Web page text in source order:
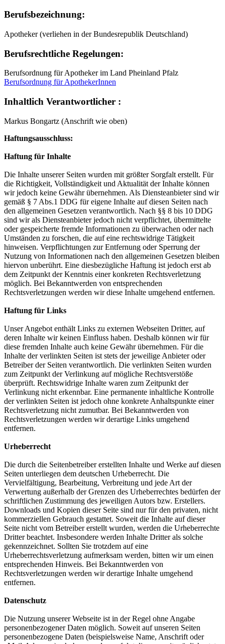
Berufsbezeichnung:
Apotheker (verliehen in der Bundesrepublik Deutschland)
Berufsrechtliche Regelungen:
Berufsordnung für Apotheker im Land Pheinland Pfalz
Berufsordnung für ApothekerInnen
Inhaltlich Verantwortlicher :
Markus Bongartz (Anschrift wie oben)
Haftungsausschluss:
Haftung für Inhalte
Die Inhalte unserer Seiten wurden mit größter Sorgfalt erstellt. Für
die Richtigkeit, Vollständigkeit und Aktualität der Inhalte können
wir jedoch keine Gewähr übernehmen. Als Diensteanbieter sind wir
gemäß § 7 Abs.1 DDG für eigene Inhalte auf diesen Seiten nach
den allgemeinen Gesetzen verantwortlich. Nach §§ 8 bis 10 DDG
sind wir als Diensteanbieter jedoch nicht verpflichtet, übermittelte
oder gespeicherte fremde Informationen zu überwachen oder nach
Umständen zu forschen, die auf eine rechtswidrige Tätigkeit
hinweisen. Verpflichtungen zur Entfernung oder Sperrung der
Nutzung von Informationen nach den allgemeinen Gesetzen bleiben
hiervon unberührt. Eine diesbezügliche Haftung ist jedoch erst ab
dem Zeitpunkt der Kenntnis einer konkreten Rechtsverletzung
möglich. Bei Bekanntwerden von entsprechenden
Rechtsverletzungen werden wir diese Inhalte umgehend entfernen.
Haftung für Links
Unser Angebot enthält Links zu externen Webseiten Dritter, auf
deren Inhalte wir keinen Einfluss haben. Deshalb können wir für
diese fremden Inhalte auch keine Gewähr übernehmen. Für die
Inhalte der verlinkten Seiten ist stets der jeweilige Anbieter oder
Betreiber der Seiten verantwortlich. Die verlinkten Seiten wurden
zum Zeitpunkt der Verlinkung auf mögliche Rechtsverstöße
überprüft. Rechtswidrige Inhalte waren zum Zeitpunkt der
Verlinkung nicht erkennbar. Eine permanente inhaltliche Kontrolle
der verlinkten Seiten ist jedoch ohne konkrete Anhaltspunkte einer
Rechtsverletzung nicht zumutbar. Bei Bekanntwerden von
Rechtsverletzungen werden wir derartige Links umgehend
entfernen.
Urheberrecht
Die durch die Seitenbetreiber erstellten Inhalte und Werke auf diesen
Seiten unterliegen dem deutschen Urheberrecht. Die
Vervielfältigung, Bearbeitung, Verbreitung und jede Art der
Verwertung außerhalb der Grenzen des Urheberrechtes bedürfen der
schriftlichen Zustimmung des jeweiligen Autors bzw. Erstellers.
Downloads und Kopien dieser Seite sind nur für den privaten, nicht
kommerziellen Gebrauch gestattet. Soweit die Inhalte auf dieser
Seite nicht vom Betreiber erstellt wurden, werden die Urheberrechte
Dritter beachtet. Insbesondere werden Inhalte Dritter als solche
gekennzeichnet. Sollten Sie trotzdem auf eine
Urheberrechtsverletzung aufmerksam werden, bitten wir um einen
entsprechenden Hinweis. Bei Bekanntwerden von
Rechtsverletzungen werden wir derartige Inhalte umgehend
entfernen.
Datenschutz
Die Nutzung unserer Webseite ist in der Regel ohne Angabe
personenbezogener Daten möglich. Soweit auf unseren Seiten
personenbezogene Daten (beispielsweise Name, Anschrift oder